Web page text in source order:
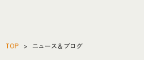
TOP > ニュース＆ブログ